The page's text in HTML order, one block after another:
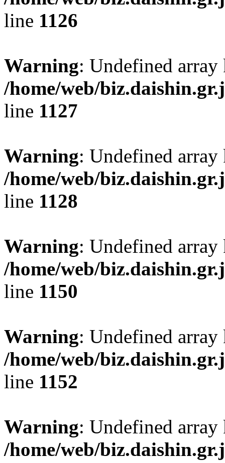
line 1126
Warning: Undefined
/home/web/
line 1127
Warning: Undefined
/home/web/
line 1128
Warning: Undefined
/home/web/
line 1150
Warning: Undefined
/home/web/
line 1152
Warning: Undefined
/home/web/